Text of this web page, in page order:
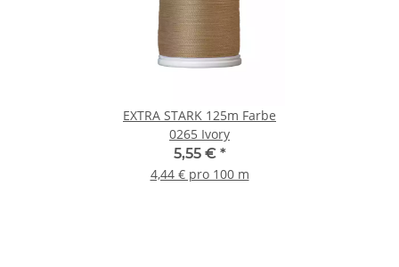
EXTRA STARK 125m Farbe
0265 Ivory
5,55 € *
4,44 € pro 100 m